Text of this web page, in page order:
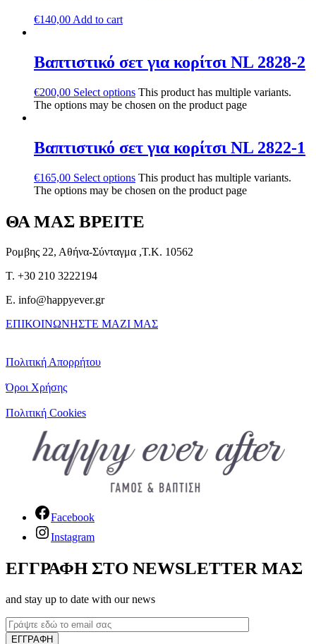
€140,00 Add to cart
Βαπτιστικό σετ για κορίτσι NL 2828-2
€200,00 Select options This product has multiple variants.
The options may be chosen on the product page
Βαπτιστικό σετ για κορίτσι NL 2822-1
€165,00 Select options This product has multiple variants.
The options may be chosen on the product page
ΘΑ ΜΑΣ ΒΡΕΙΤΕ
Ρομβης 22, Αθήνα-Σύνταγμα ,Τ.Κ. 10562
T. +30 210 3222194
E. info@happyever.gr
ΕΠΙΚΟΙΝΩΝΗΣΤΕ ΜΑΖΙ ΜΑΣ
Πολιτική Απορρήτου
Όροι Χρήσης
Πολιτική Cookies
Facebook
Instagram
ΕΓΓΡΑΦΗ ΣΤΟ NEWSLETTER ΜΑΣ
and stay up to date with our news